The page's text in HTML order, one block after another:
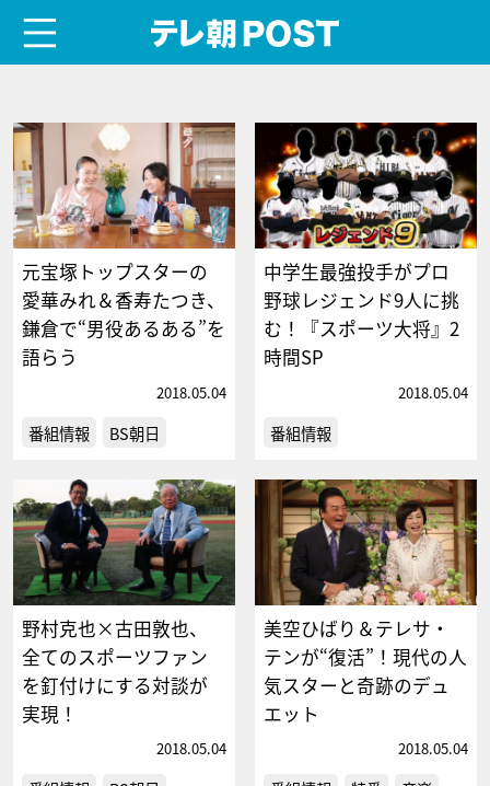
元宝塚トップスターの
愛華みれ＆香寿たつき、
鎌倉で“男役あるある”を
語らう
2018.05.04
番組情報 BS朝日
中学生最強投手がプロ
野球レジェンド9人に挑
む！『スポーツ大将』2
時間SP
2018.05.04
番組情報
野村克也×古田敦也、
全てのスポーツファン
を釘付けにする対談が
実現！
2018.05.04
美空ひばり＆テレサ・
テンが“復活”！現代の人
気スターと奇跡のデュ
エット
2018.05.04